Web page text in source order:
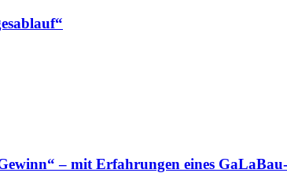
– mit Erfahrungen eines